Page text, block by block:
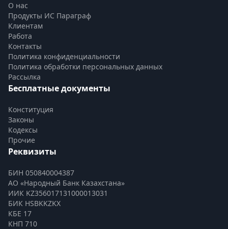
О нас
Продукты ИС Параграф
Клиентам
Работа
Контакты
Политика конфиденциальности
Политика обработки персональных данных
Рассылка
Бесплатные документы
Конституция
Законы
Кодексы
Прочие
Реквизиты
БИН 050840004387
АО «Народный Банк Казахстана»
ИИК KZ356017131000013031
БИК HSBKKZKX
КБЕ 17
КНП 710